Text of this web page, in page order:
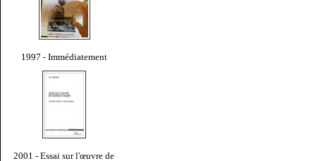
1997 - Immédiatement
2001 - Essai sur l'œuvre de